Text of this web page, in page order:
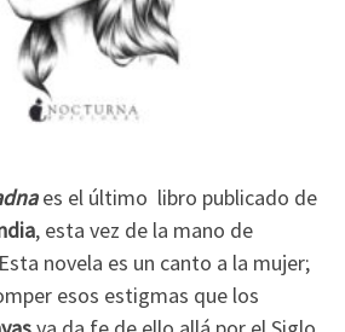
es el último libro publicado de
, esta vez de la mano de
novela es un canto a la mujer;
esos estigmas que los